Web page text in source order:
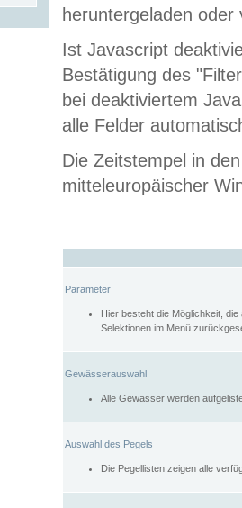
heruntergeladen oder
Ist Javascript
Bestätigung des
bei deaktiviertem
alle Felder
Die Zeitstempel in
mitteleuropäischer
Parameter
Hier besteht die Möglichkeit,
Selektionen im Menü
Gewässerauswahl
Alle Gewässer werden
Auswahl des Pegels
Die Pegellisten zeigen alle